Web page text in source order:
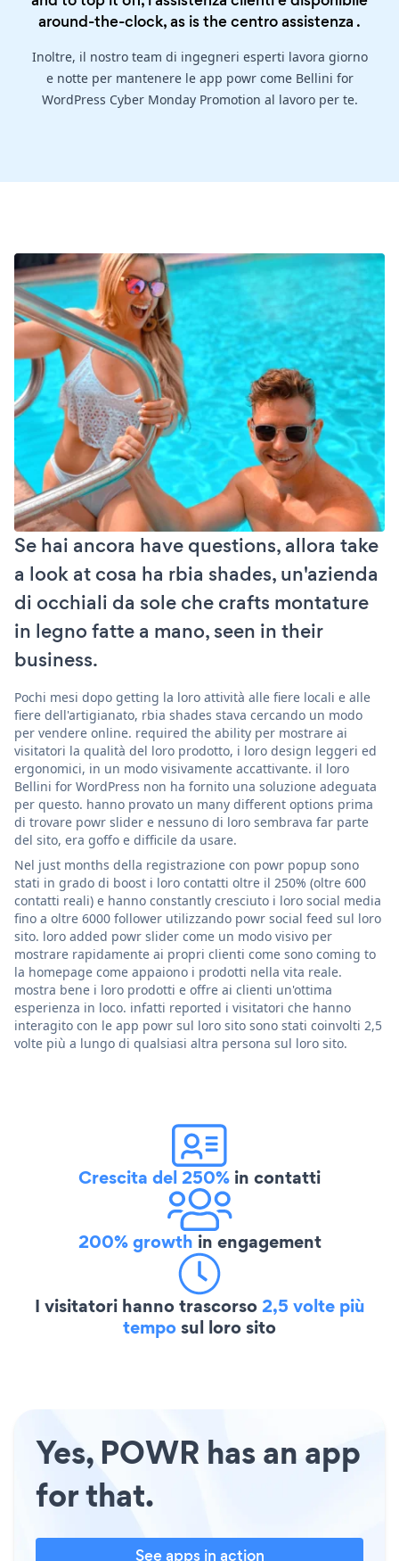
around-the-clock, as is thecentro assistenza .
Inoltre, il nostro team di ingegneri esperti lavora giorno
e notte per mantenere le app powr come Bellini for
WordPress Cyber Monday Promotion al lavoro per te.
Se hai ancora have questions, allora take
a look at cosa ha rbia shades, un'azienda
di occhiali da sole che crafts montature
in legno fatte a mano, seen in their
business.
Pochi mesi dopo getting la loro attività alle fiere locali e alle
fiere dell'artigianato, rbia shades stava cercando un modo
per vendere online. required the ability per mostrare ai
visitatori la qualità del loro prodotto, i loro design leggeri ed
ergonomici, in un modo visivamente accattivante. il loro
Bellini for WordPress non ha fornito una soluzione adeguata
per questo. hanno provato un many different options prima
di trovare powr slider e nessuno di loro sembrava far parte
del sito, era goffo e difficile da usare.
Nel just months della registrazione con powr popup sono
stati in grado di boost i loro contatti oltre il 250% (oltre 600
contatti reali) e hanno constantly cresciuto i loro social media
fino a oltre 6000 follower utilizzando powr social feed sul loro
sito. loro added powr slider come un modo visivo per
mostrare rapidamente ai propri clienti come sono coming to
la homepage come appaiono i prodotti nella vita reale.
mostra bene i loro prodotti e offre ai clienti un'ottima
esperienza in loco. infatti reported i visitatori che hanno
interagito con le app powr sul loro sito sono stati coinvolti 2,5
volte più a lungo di qualsiasi altra persona sul loro sito.
Crescita del 250% in contatti
200% growth in engagement
I visitatori hanno trascorso2,5 volte più
temposul loro sito
Yes, POWR has an app
for that.
See apps in action